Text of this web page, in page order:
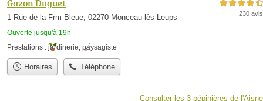
Gazon Duguet
1 Rue de la Frm Bleue, 02270 Monceau-lès-Leups
Ouverte jusqu'à 19h
4,5 étoiles sur 5
230 avis
Prestations : jardinerie, paysagiste
Horaires Téléphone
Consulter les 3 pépinières de l'Aisne